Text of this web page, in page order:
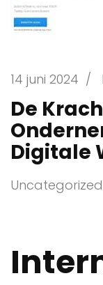
14 juni 2024 /
De
Digitale
Uncategorized